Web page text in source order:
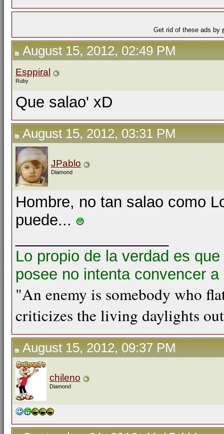
Get rid of these ads by
August 15, 2012, 02:49 PM
Esppiral
Ruby
Que salao' xD
August 15, 2012, 03:31 PM
JPablo
Diamond
Hombre, no tan salao como
puede...
Lo propio de la verdad es
posee no intenta convencer a
"An enemy is somebody who
criticizes the living daylights
August 15, 2012, 09:37 PM
chileno
Diamond